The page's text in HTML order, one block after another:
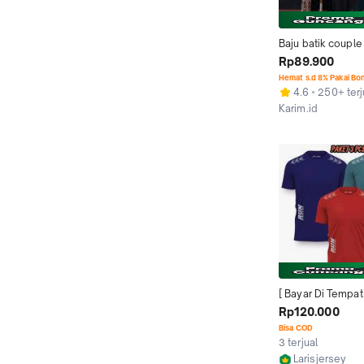
Baju batik
lengan panjang
WANIT\A
Rp89.900
Hemat s.d 8% Pakai
4.6
250+
Karim.id
[ Bayar Di
HEMAT 3 PCS
OLAHRAGA DRY-
OLAHRAGA PRIA
LENGAN PENDEK
Rp120.000
Bisa COD
3 terjual
Larisjersey